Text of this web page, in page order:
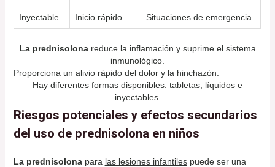
Inyectable Inicio rápido Situaciones de emergencia
La prednisolonareduce la inflamación y suprime el sistema
inmunológico.
Proporciona un alivio rápido del dolor y la hinchazón.
Hay diferentes formas disponibles: tabletas, líquidos e
inyectables.
Riesgos potenciales y efectos secundarios
del uso de prednisolona en niños
La prednisolonapara las lesiones infantilespuede ser una